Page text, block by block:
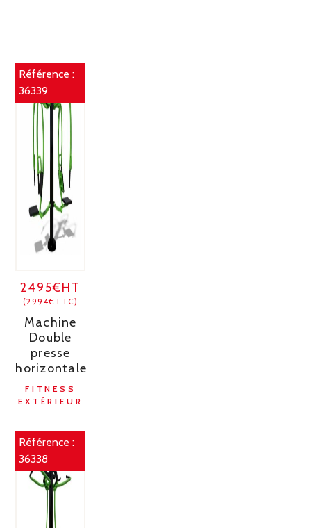
Référence :
36339
2495€HT
(2994€TTC)
Machine
Double
presse
horizontale
FITNESS
EXTÉRIEUR
Référence :
36338